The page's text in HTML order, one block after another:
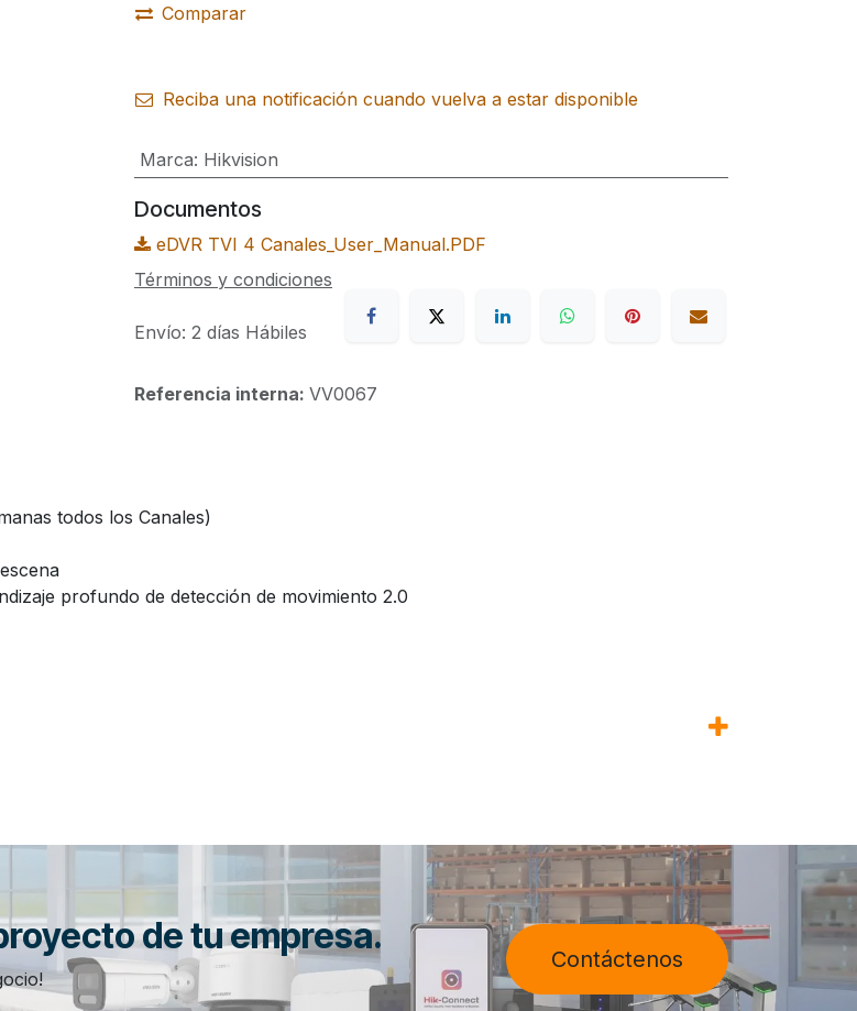
Comparar
Reciba una notificación cuando vuelva a estar disponible
Marca: Hikvision
Documentos
eDVR TVI 4 Canales_User_Manual.PDF
Términos y condiciones
Envío: 2 días Hábiles
Referencia interna: VV0067
todos los Canales)
profundo de detección de movimiento 2.0
de tu empresa.
Contáctenos